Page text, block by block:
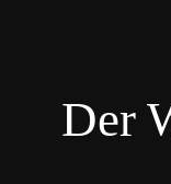
Der